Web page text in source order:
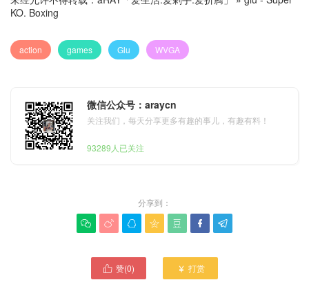
KO. Boxing
action games Glu WVGA
微信公众号：araycn
关注我们，每天分享更多有趣的事儿，有趣有料！
93289人已关注
分享到：
      
 赞(0)  打赏